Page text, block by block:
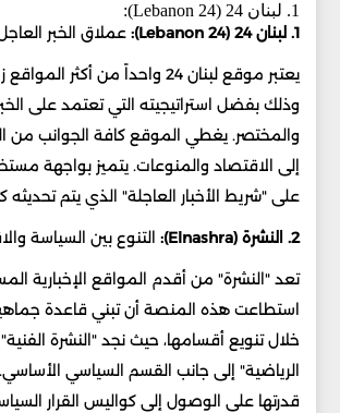
1. لبنان 24 (Lebanon 24):
1. لبنان 24 (Lebanon 24): عملاق الخبر
يعتبر موقع لبنان 24 واحداً من أكثر
وذلك بفضل استراتيجيته التي تعتمد على
والمختصر. يغطي الموقع كافة الجوانب من
إلى الاقتصاد والمنوعات. يتميز بواجهة
على "شريط الأخبار العاجلة" الذي يتم تحديثه
2. النشرة (Elnashra): التنوع بين السياسة
تعد "النشرة" من أقدم المواقع الإخبارية
استطاعت هذه المنصة أن تبني قاعدة
خلال تنويع أقسامها، حيث نجد "النشرة
الرياضية" إلى جانب القسم السياسي
قدرتها على الوصول إلى كواليس القرار